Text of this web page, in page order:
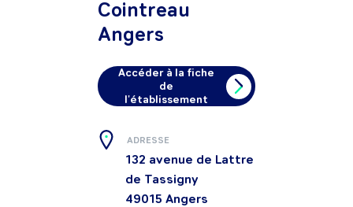
Cointreau
Angers
Accéder à la fiche
de
l'établissement
ADRESSE
132 avenue de Lattre
de Tassigny
49015 Angers